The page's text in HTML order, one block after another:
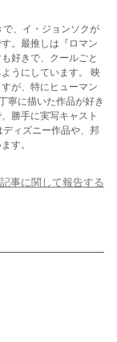
、イ・ジョンソクが
。最推しは『ロマン
好きで、クールごと
うにしています。 映
が、特にヒューマン
寧に描いた作品が好き
勝手に実写キャスト
ィズニー作品や、邦
す。
事に関して報告する